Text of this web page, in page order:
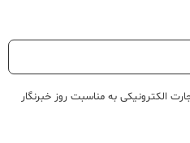
الکترونیکی به مناسبت روز خبرنگار